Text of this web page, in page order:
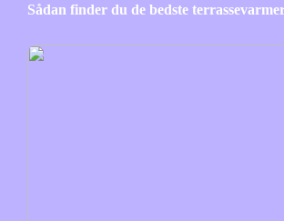
Sådan finder du de bedste